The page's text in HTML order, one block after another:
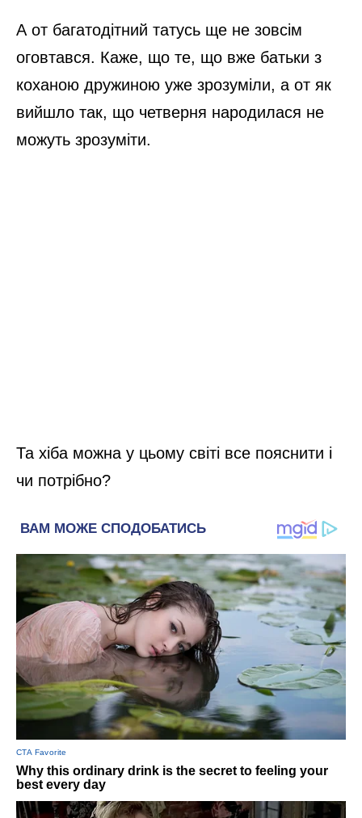
А от багатодітний татусь ще не зовсім
оговтався. Каже, що те, що вже батьки з
коханою дружиною уже зрозуміли, а от як
вийшло так, що четверня народилася не
можуть зрозуміти.
Та хіба можна у цьому світі все пояснити і
чи потрібно?